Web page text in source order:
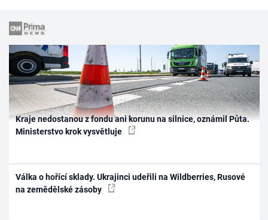
Kraje nedostanou z fondu ani korunu na silnice, oznámil Půta.
Ministerstvo krok vysvětluje
Válka o hořící sklady. Ukrajinci udeřili na Wildberries, Rusové
na zemědělské zásoby